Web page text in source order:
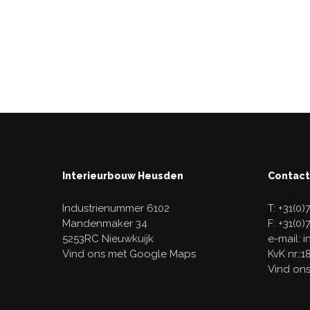
Interieurbouw Heusden
Industrienummer 6102
Mandenmaker 34
5253RC Nieuwkuijk
Vind ons met Google Maps
Contact
T:
F:
e-mail:
KvK
Vind